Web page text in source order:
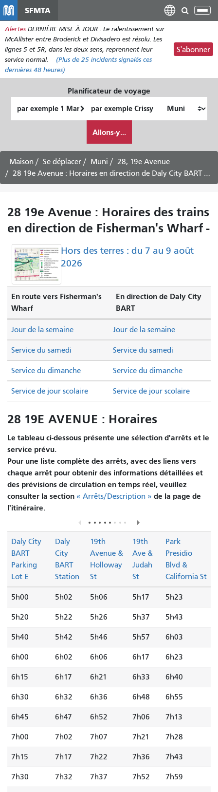
contenu
principal
SFMTA
Alertes DERNIÈRE MISE À JOUR : Le ralentissement sur
McAllister entre Broderick et Divisadero est résolu. Les
lignes 5 et 5R, dans les deux sens, reprennent leur
service normal.
(Plus de 25 incidents signalés ces
dernières 48 heures)
S'abonner
Planificateur de voyage
de
final
je
veux
voyager
Allons-y...
Maison Se déplacer Muni
28, 19e Avenue
28 19e Avenue : Horaires en direction de Daly City BART - 6 août 2026
28 19e Avenue : Horaires des trains
en direction de Fisherman's Wharf -
Hors des terres : du 7 au 9 août
2026
En route vers Fisherman's
Wharf
En direction de Daly City
BART
Service du samedi Service du samedi
Service du dimanche Service du dimanche
Jour de la semaine Jour de la semaine
Service de jour scolaire Service de jour scolaire
28 19E AVENUE : Horaires
Le tableau ci-dessous présente une sélection d'arrêts et le
service prévu.
Pour une liste complète des arrêts, avec des liens vers
chaque arrêt pour obtenir des informations détaillées et
des prévisions de circulation en temps réel, veuillez
consulter la section « Arrêts/Description » de la page de
l'itinéraire.
Daly City
BART
Parking
Lot E
Daly
City
BART
Station
19th
Avenue &
Holloway
St
19th
Ave &
Judah
St
Park
Presidio
Blvd &
California St
5h00 5h02 5h06 5h17 5h23
5h20 5h22 5h26 5h37 5h43
5h40 5h42 5h46 5h57 6h03
6h00 6h02 6h06 6h17 6h23
6h15 6h17 6h21 6h33 6h40
6h30 6h32 6h36 6h48 6h55
6h45 6h47 6h52 7h06 7h13
7h00 7h02 7h07 7h21 7h28
7h15 7h17 7h22 7h36 7h43
7h30 7h32 7h37 7h52 7h59